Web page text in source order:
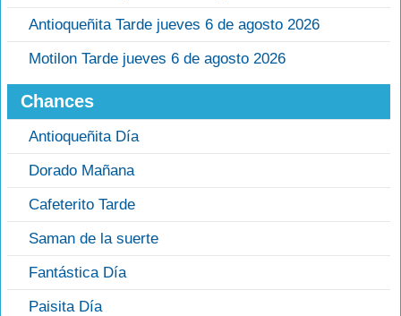
Antioqueñita Tarde jueves 6 de agosto 2026
Motilon Tarde jueves 6 de agosto 2026
Chances
Antioqueñita Día
Dorado Mañana
Cafeterito Tarde
Saman de la suerte
Fantástica Día
Paisita Día